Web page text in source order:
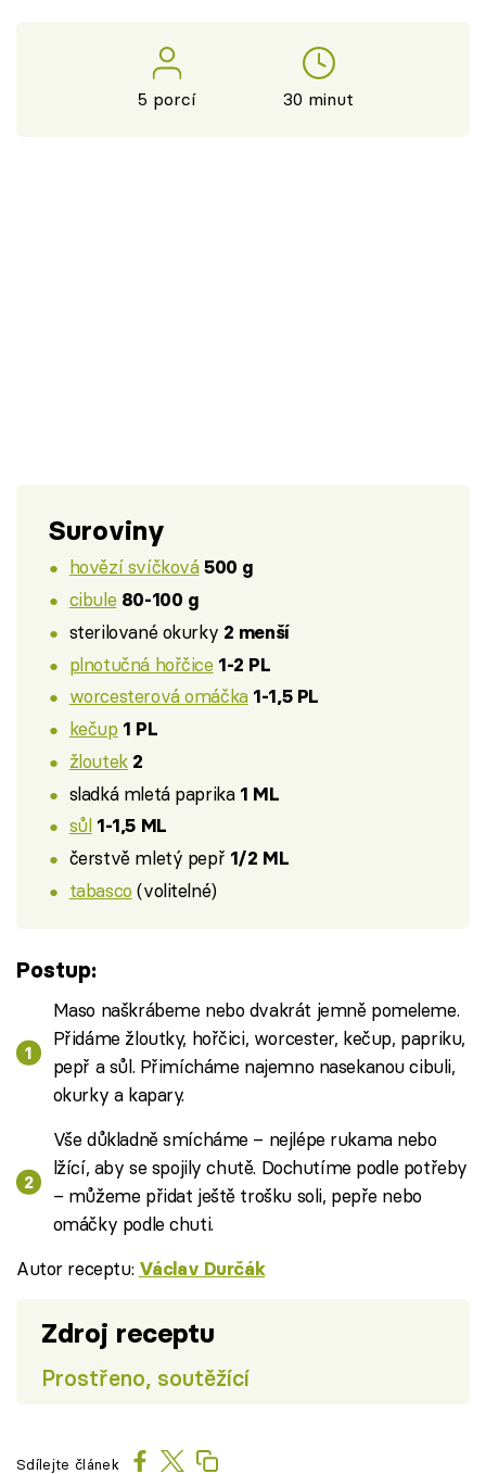
5 porcí 30 minut
Suroviny
hovězí svíčková 500 g
cibule 80-100 g
sterilované okurky 2 menší
plnotučná hořčice 1-2 PL
worcesterová omáčka 1-1,5 PL
kečup 1 PL
žloutek 2
sladká mletá paprika 1 ML
sůl 1-1,5 ML
čerstvě mletý pepř 1/2 ML
tabasco (volitelné)
Postup:
Maso naškrábeme nebo dvakrát jemně pomeleme.
Přidáme žloutky, hořčici, worcester, kečup, papriku,
pepř a sůl. Přimícháme najemno nasekanou cibuli,
okurky a kapary.
Vše důkladně smícháme – nejlépe rukama nebo
lžící, aby se spojily chutě. Dochutíme podle potřeby
– můžeme přidat ještě trošku soli, pepře nebo
omáčky podle chuti.
Autor receptu: Václav Durčák
Zdroj receptu
Prostřeno, soutěžící
Sdílejte článek